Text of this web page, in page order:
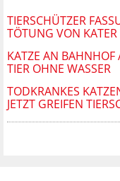
TIERSCHÜTZER
TÖTUNG VON KATER
KATZE AN BAHNHOF
TIER OHNE WASSER
TODKRANKES
JETZT GREIFEN